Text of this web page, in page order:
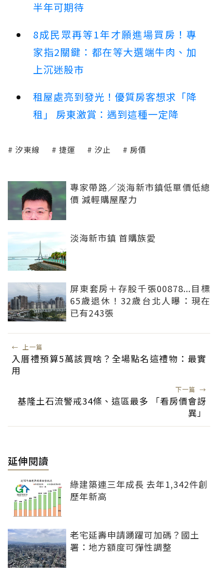
半年可期待
8成民眾再等1年才願進場買房！專
家指2關鍵：都在等大選端牛肉、加
上沉迷股市
租屋處亮到發光！優質房客想求「降
租」 房東激賞：遇到這種一定降
汐東線 捷運 汐止 房價
專家帶路／淡海新市鎮低單價低總
價 減輕購屋壓力
淡海新市鎮 首購族愛
屏東套房＋存股千張00878...目標
65歲退休！32歲台北人曝：現在
已有243張
← 上一篇
入厝禮預算5萬該買啥？全場點名這禮物：最實
用
下一篇 →
基隆土石流警戒34條、這區最多 「看房價會訝
異」
延伸閱讀
綠建築連三年成長 去年1,342件創
歷年新高
老宅延壽申請踴躍可加碼？國土
署：地方額度可彈性調整